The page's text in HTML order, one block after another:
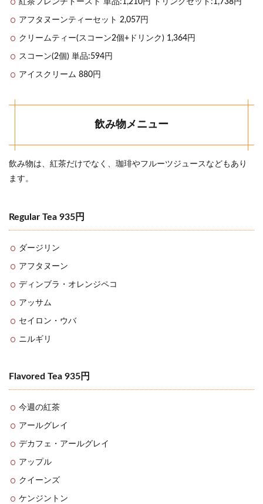
紅茶フレンチトースト 単品:1,210円 ドリンクセット:1,738円
アフタヌーンティーセット 2,057円
クリームティー(スコーン2個+ドリンク) 1,364円
スコーン(2個) 単品:594円
アイスクリーム 880円
飲み物メニュー
飲み物は、紅茶だけでなく、珈琲やフルーツジュースなどもあり
ます。
Regular Tea 935円
ダージリン
アフタヌーン
ディンブラ・オレンジペコ
アッサム
セイロン・ウバ
ニルギリ
Flavored Tea 935円
今週の紅茶
アールグレイ
デカフェ・アールグレイ
アップル
クイーンズ
ケンジントン